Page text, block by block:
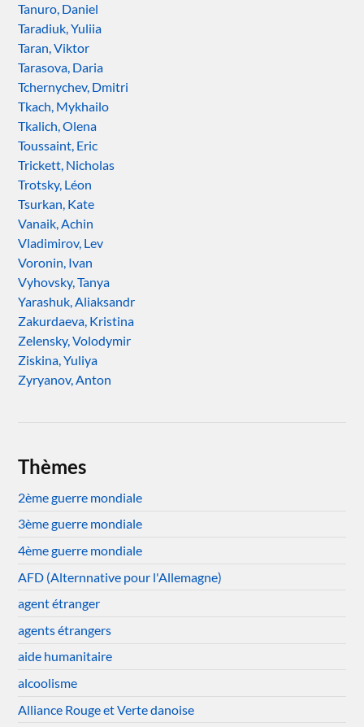
Tanuro, Daniel
Taradiuk, Yuliia
Taran, Viktor
Tarasova, Daria
Tchernychev, Dmitri
Tkach, Mykhailo
Tkalich, Olena
Toussaint, Eric
Trickett, Nicholas
Trotsky, Léon
Tsurkan, Kate
Vanaik, Achin
Vladimirov, Lev
Voronin, Ivan
Vyhovsky, Tanya
Yarashuk, Aliaksandr
Zakurdaeva, Kristina
Zelensky, Volodymir
Ziskina, Yuliya
Zyryanov, Anton
Thèmes
2ème guerre mondiale
3ème guerre mondiale
4ème guerre mondiale
AFD (Alternnative pour l'Allemagne)
agent étranger
agents étrangers
aide humanitaire
alcoolisme
Alliance Rouge et Verte danoise